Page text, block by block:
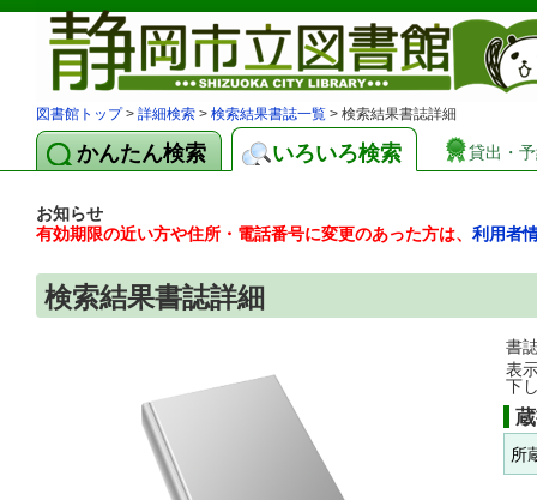
図書館トップ> 詳細検索 > 検索結果書誌一覧 > 検索結果書誌詳細
かんたん検索 いろいろ検索 貸出・
お知らせ
有効期限の近い方や住所・電話番号に変更のあった方は、 利用者
検索結果書誌詳細
書
表
下
所